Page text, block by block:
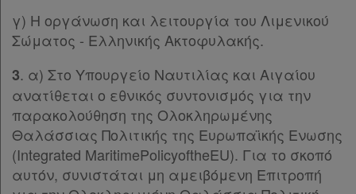
Kodiko
Forum
Αναζήτηση
Κ.Α.Δ.
Διακρατικές
Συμφωνίες
Παρ.5
Παρ.6
Παρ.7
Παρ.8
Παρ.9
ΚΕΦΑΛΑΙΟ Δ΄ [-]
Άρθρο 12 [-]
Παρ.1
Παρ.2
γ) Η οργάνωση και λειτουργία του Λιμενικού
Σώματος - Ελληνικής Ακτοφυλακής.
3. α) Στο Υπουργείο Ναυτιλίας και Αιγαίου
ανατίθεται ο εθνικός συντονισμός για την
παρακολούθηση της Ολοκληρωμένης
Θαλάσσιας Πολιτικής της Ευρωπαϊκής Ενωσης
(Integrated MaritimePolicyoftheEU). Για το σκοπό
αυτόν, συνιστάται μη αμειβόμενη Επιτροπή